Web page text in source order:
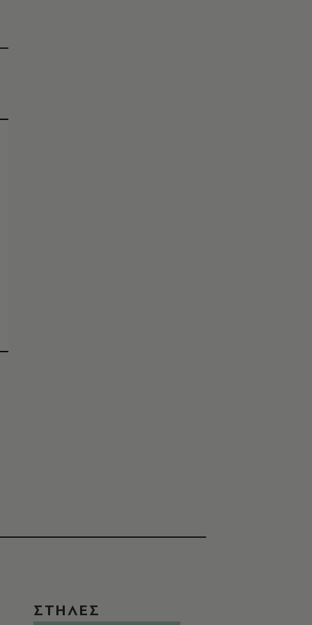
ΣΤΗΛΕΣ